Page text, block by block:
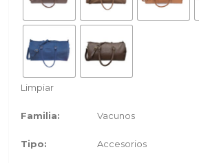
Limpiar
Familia: Vacunos
Tipo: Accesorios